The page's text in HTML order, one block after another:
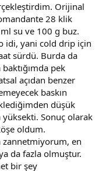
Orijinal
28 klik
su ve 100 g buz.
idi, yani cold drip için
sürdü. Burda da
pek
açıdan benzer
baskın
düşük
Sonuç olarak
oldum.
zannetmiyorum, en
da fazla olmuştur.
bir şey